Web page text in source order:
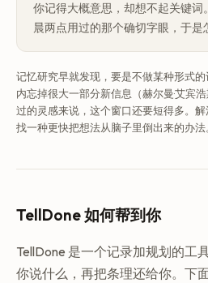
你记得大概意思，却想不起关键词
晨两点用过的那个确切字眼，于是
记忆研究早就发现，要是不做某种形式
内忘掉很大一部分新信息（赫尔曼·艾宾浩
过的灵感来说，这个窗口还要短得多。
找一种更快把想法从脑子里倒出来的办法
TellDone 如何帮到你
TellDone 是一个记录加规划的工
你说什么，再把条理还给你。下